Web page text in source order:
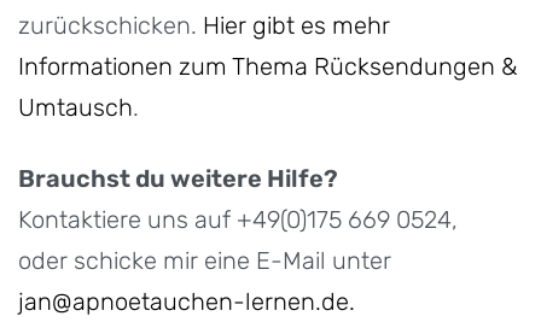
zurückschicken. Hier gibt es mehr
Informationen zum Thema Rücksendungen &
Umtausch.
Brauchst du weitere Hilfe?
Kontaktiere uns auf +49(0)175 669 0524,
oder schicke mir eine E-Mail unter
jan@apnoetauchen-lernen.de.